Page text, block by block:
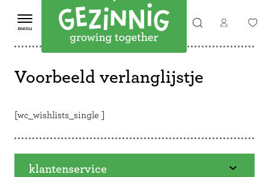
Voorbeeld verlanglijstje
[wc_wishlists_single ]
klantenservice